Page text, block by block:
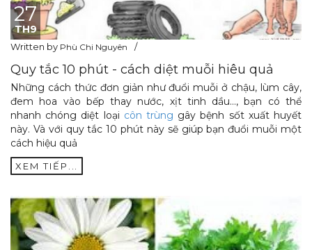
27
TH9
Written by Phù Chi Nguyên
Quy tắc 10 phút - cách diệt muỗi hiêu quả
Những cách thức đơn giản như đuổi muỗi ở chậu, lùm cây,
đem hoa vào bếp thay nước, xịt tinh dầu..., bạn có thể
nhanh chóng diệt loại côn trùng gây bệnh sốt xuất huyết
này. Và với quy tắc 10 phút này sẽ giúp bạn đuổi muỗi một
cách hiệu quả
XEM TIẾP...